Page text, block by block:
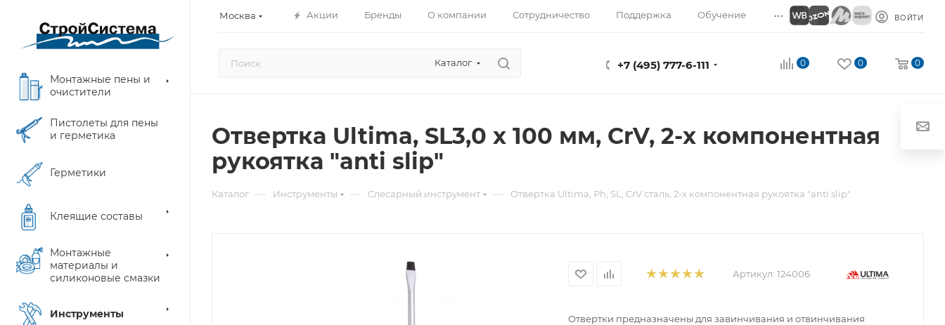
Москва Акции Бренды О компании Сотрудничество Поддержка Обучение ... ВОЙТИ
Каталог +7 (495) 777-6-111 0 0 0
Монтажные пены и
очистители
Пистолеты для пены
и герметика
Герметики
Клеящие составы
Монтажные
материалы и
силиконовые смазки
Инструменты
Отвертка Ultima, SL3,0 х 100 мм, CrV, 2-х компонентная
рукоятка "anti slip"
Каталог — Инструменты — Слесарный инструмент — Отвертка Ultima, Ph, SL, CrV сталь, 2-х компонентная рукоятка "anti slip"
Артикул: 124006
Отвертки предназначены для завинчивания и отвинчивания